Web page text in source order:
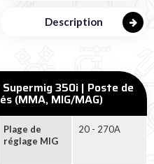
Description
350i | Poste de
(MMA, MIG/MAG)
Plage de
réglage MIG
20 - 270A